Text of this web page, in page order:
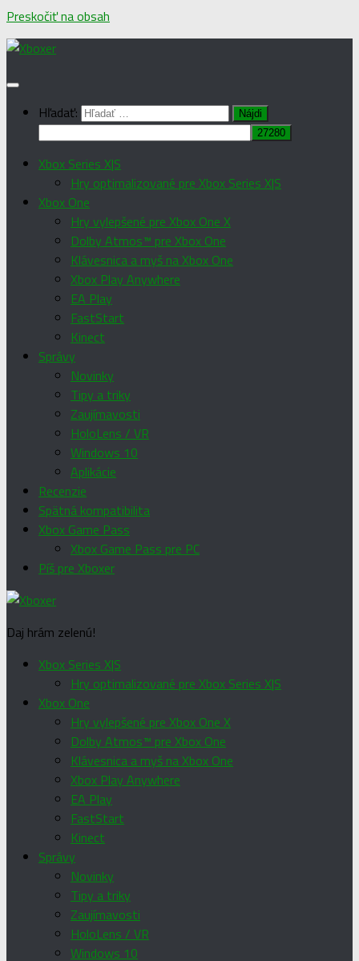
Preskočiť na obsah
Hľadať:
Xbox Series X|S
Hry optimalizované pre Xbox Series X|S
Xbox One
Hry vylepšené pre Xbox One X
Dolby Atmos™ pre Xbox One
Klávesnica a myš na Xbox One
Xbox Play Anywhere
EA Play
FastStart
Kinect
Správy
Novinky
Tipy a triky
Zaujímavosti
HoloLens / VR
Windows 10
Aplikácie
Recenzie
Spätná kompatibilita
Xbox Game Pass
Xbox Game Pass pre PC
Píš pre Xboxer
Daj hrám zelenú!
Xbox Series X|S
Hry optimalizované pre Xbox Series X|S
Xbox One
Hry vylepšené pre Xbox One X
Dolby Atmos™ pre Xbox One
Klávesnica a myš na Xbox One
Xbox Play Anywhere
EA Play
FastStart
Kinect
Správy
Novinky
Tipy a triky
Zaujímavosti
HoloLens / VR
Windows 10